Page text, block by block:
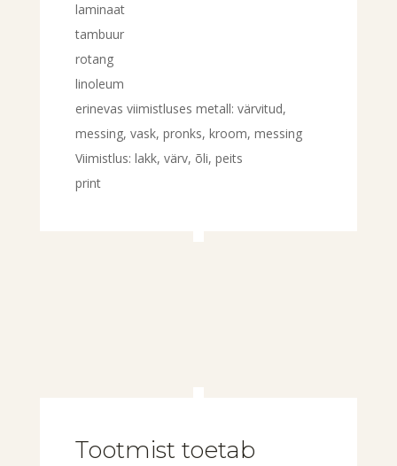
laminaat
tambuur
rotang
linoleum
erinevas viimistluses metall: värvitud,
messing, vask, pronks, kroom, messing
Viimistlus: lakk, värv, õli, peits
print
Tootmist toetab